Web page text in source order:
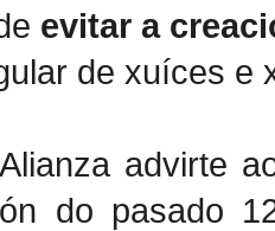
evitar a
de xuíces e
advirte
do pasado